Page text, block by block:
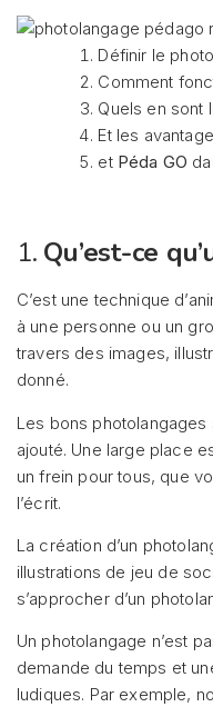
Définir le
Comment
Quels en sont
Et les
et Péda GO
1. Qu’est-ce
C’est une technique
à une personne ou un
travers des images,
donné.
Les bons
ajouté. Une large place
un frein pour tous, que
l’écrit.
La création d’un
illustrations de jeu de
s’approcher d’un
Un photolangage n’est
demande du temps et
ludiques. Par exemple,